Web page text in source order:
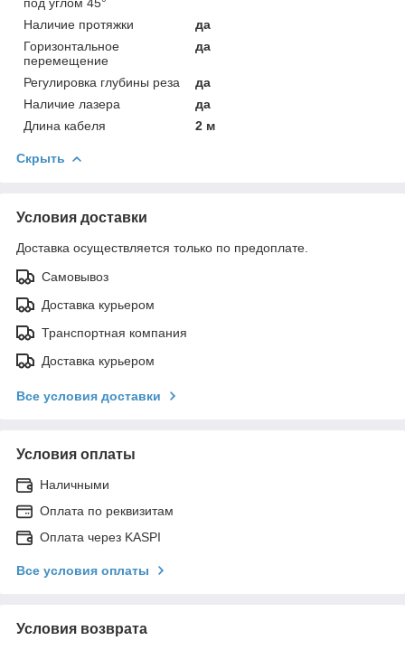
Наличие протяжки
да
Горизонтальное
перемещение
да
Регулировка глубины реза
да
Наличие лазера
да
Длина кабеля
2 м
Скрыть
Условия доставки
Доставка осуществляется только по предоплате.
Самовывоз
Доставка курьером
Транспортная компания
Доставка курьером
Все условия доставки
Условия оплаты
Наличными
Оплата по реквизитам
Оплата через KASPI
Все условия оплаты
Условия возврата